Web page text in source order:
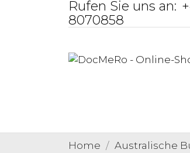
Rufen Sie uns an:
8070858
Home Australische